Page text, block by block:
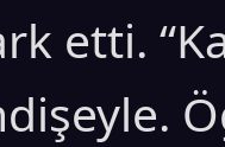
etti.